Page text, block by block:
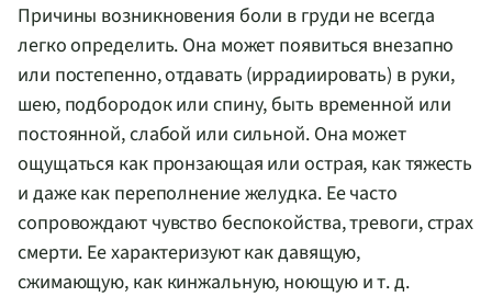
Причины возникновения боли в груди не всегда
легко определить. Она может появиться внезапно
или постепенно, отдавать (иррадиировать) в руки,
шею, подбородок или спину, быть временной или
постоянной, слабой или сильной. Она может
ощущаться как пронзающая или острая, как тяжесть
и даже как переполнение желудка. Ее часто
сопровождают чувство беспокойства, тревоги, страх
смерти. Ее характеризуют как давящую,
сжимающую, как кинжальную, ноющую и т. д.